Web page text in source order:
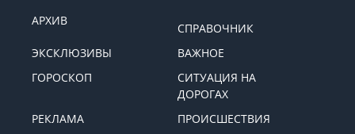
АРХИВ
СПРАВОЧНИК
ЭКСКЛЮЗИВЫ
ВАЖНОЕ
ГОРОСКОП
СИТУАЦИЯ НА
ДОРОГАХ
РЕКЛАМА
ПРОИСШЕСТВИЯ